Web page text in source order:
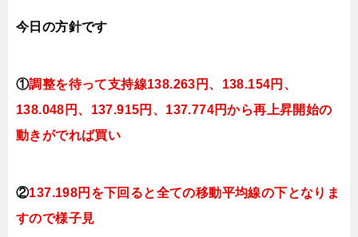
今日 の方針です
①調整を待って支持線138.263円、138.154円、
138.048円、137.915円、137.774円から再上昇開始の
動きがでれば買い
②137.198円を下回ると全ての移動平均線の下となりま
すので様子見